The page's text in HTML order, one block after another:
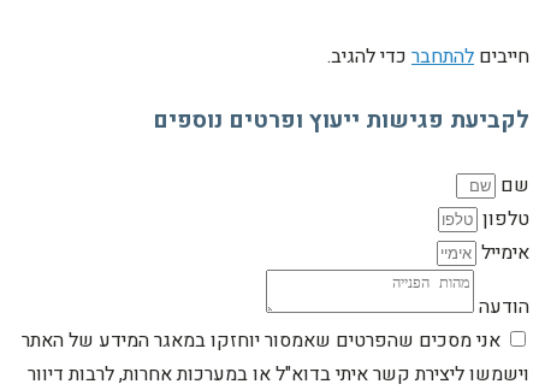
חייבים להתחבר כדי להגיב.
לקביעת פגישות ייעוץ ופרטים נוספים
שם
טלפון
אימייל
הודעה
אני מסכים שהפרטים שאמסור יוחזקו במאגר המידע של האתר
וישמשו ליצירת קשר איתי בדוא"ל או במערכות אחרות, לרבות דיוור